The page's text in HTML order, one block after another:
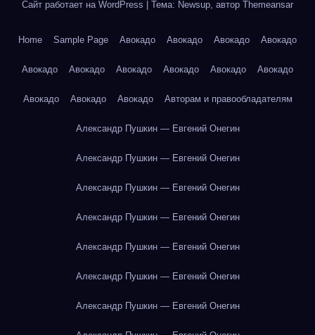
Сайт работает на WordPress | Тема: Newsup, автор Themeansar
Home Sample Page Авокадо Авокадо Авокадо Авокадо
Авокадо Авокадо Авокадо Авокадо Авокадо Авокадо
Авокадо Авокадо Авокадо Авторам и правообладателям
Александр Пушкин — Евгений Онегин
Александр Пушкин — Евгений Онегин
Александр Пушкин — Евгений Онегин
Александр Пушкин — Евгений Онегин
Александр Пушкин — Евгений Онегин
Александр Пушкин — Евгений Онегин
Александр Пушкин — Евгений Онегин